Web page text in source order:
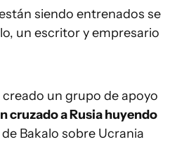
siendo entrenados se
un escritor y empresario
creado un grupo de apoyo
cruzado a Rusia huyendo
Bakalo sobre Ucrania